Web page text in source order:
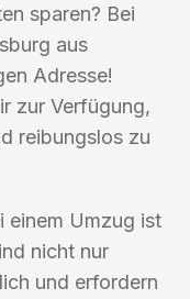
sparen? Bei
aus
Adresse!
zur Verfügung,
reibungslos zu
einem Umzug ist
nicht nur
und erfordern